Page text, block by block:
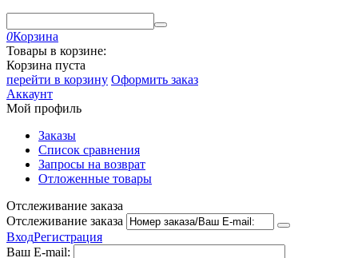
0Корзина
Товары в корзине:
Корзина пуста
перейти в корзину Оформить заказ
Аккаунт
Мой профиль
Заказы
Список сравнения
Запросы на возврат
Отложенные товары
Отслеживание заказа
Отслеживание заказа
ВходРегистрация
Ваш E-mail: